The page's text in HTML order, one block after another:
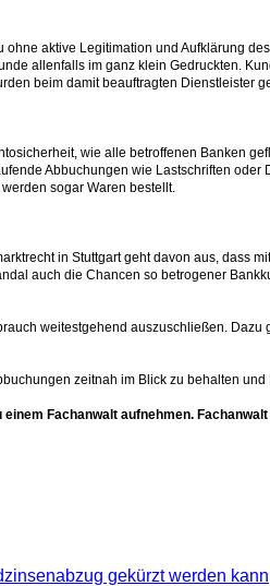
aktive Legitimation und Aufklärung
allenfalls im ganz klein Gedruckten.
beim damit beauftragten Dienstleister
wie alle betroffenen Banken
Abbuchungen wie Lastschriften
sogar Waren bestellt.
in Stuttgart geht davon aus,
auch die Chancen so betrogener
weitestgehend auszuschließen.
zeitnah im Blick zu behalten
Fachanwalt aufnehmen.
gekürzt werden kann